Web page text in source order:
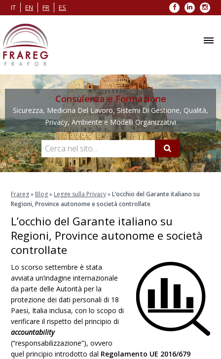
IT EN FR ES Facebook
LinkedIn
Consulenza e Formazione
Sicurezza, Medicina Del Lavoro, Sistemi Di Gestione, Qualità,
Privacy, Ambiente e Modelli Organizzativi
Frareg» Blog» Legge sulla Privacy»L’occhio del Garante italiano su
Regioni, Province autonome e società controllate
L’occhio del Garante italiano su
Regioni, Province autonome e società
controllate
Lo scorso settembre è stata
avviata un’indagine internazionale
da parte delle Autorità per la
protezione dei dati personali di 18
Paesi, Italia inclusa, con lo scopo di
verificare il rispetto del principio di
accountability
(“responsabilizzazione”), ovvero
quel principio introdotto dal Regolamento UE 2016/679